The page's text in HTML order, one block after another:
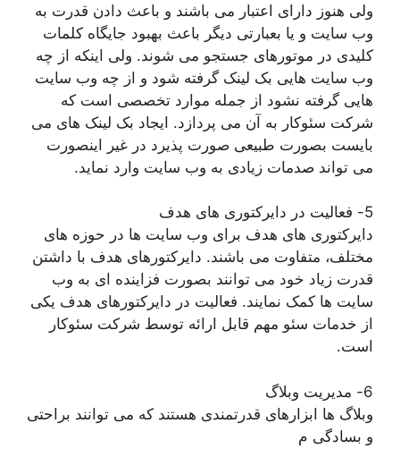
ولی هنوز دارای اعتبار می باشند و باعث دادن قدرت به
وب سایت و یا بعبارتی دیگر باعث بهبود جایگاه کلمات
کلیدی در موتورهای جستجو می شوند. ولی اینکه از چه
وب سایت هایی بک لینک گرفته شود و از چه وب سایت
هایی گرفته نشود از جمله موارد تخصصی است که
شرکت سئوکار به آن می پردازد. ایجاد بک لینک های می
بایست بصورت طبیعی صورت پذیرد در غیر اینصورت
می تواند صدمات زیادی به وب سایت وارد نماید.
5- فعالیت در دایرکتوری های هدف
دایرکتوری های هدف برای وب سایت ها در حوزه های
مختلف، متفاوت می باشند. دایرکتورهای هدف با داشتن
قدرت زیاد خود می توانند بصورت فزاینده ای به وب
سایت ها کمک نمایند. فعالیت در دایرکتورهای هدف یکی
از خدمات سئو مهم قابل ارائه توسط شرکت سئوکار
است.
6- مدیریت وبلاگ
وبلاگ ها ابزارهای قدرتمندی هستند که می توانند براحتی
و بسادگی م